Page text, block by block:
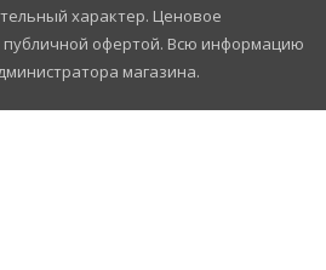
характер. Ценовое
публичной офертой. Всю информацию
магазина.